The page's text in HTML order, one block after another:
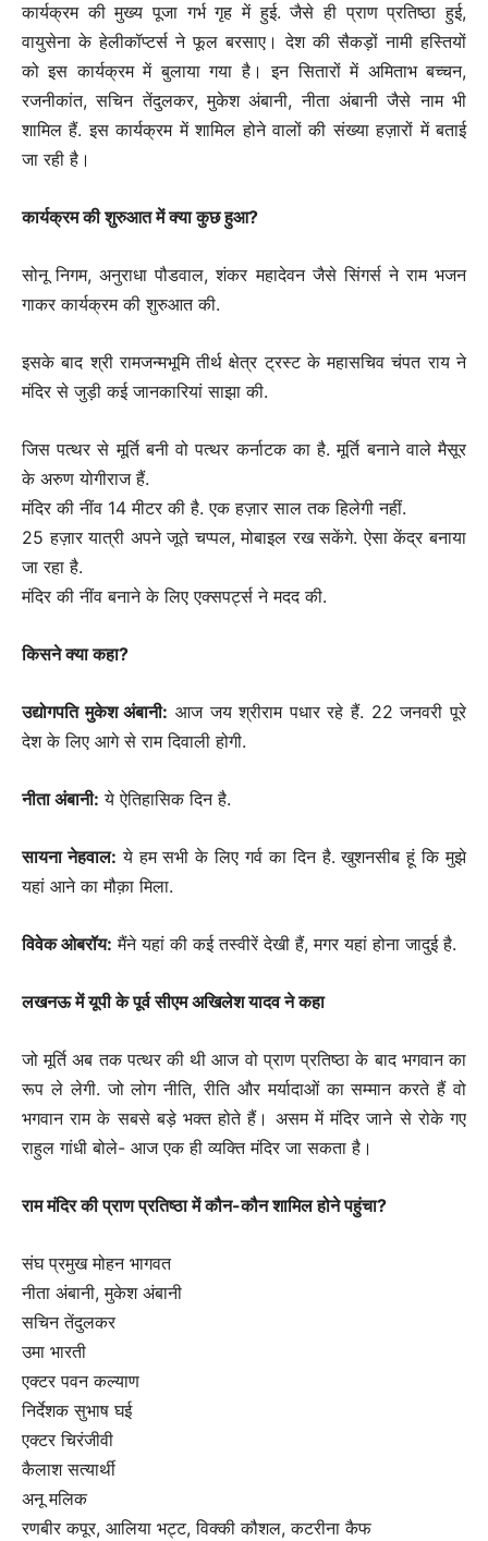
कार्यक्रम की मुख्य पूजा गर्भ गृह में हुई. जैसे ही प्राण प्रतिष्ठा हुई,
वायुसेना के हेलीकॉप्टर्स ने फूल बरसाए। देश की सैकड़ों नामी हस्तियों
को इस कार्यक्रम में बुलाया गया है। इन सितारों में अमिताभ बच्चन,
रजनीकांत, सचिन तेंदुलकर, मुकेश अंबानी, नीता अंबानी जैसे नाम भी
शामिल हैं. इस कार्यक्रम में शामिल होने वालों की संख्या हज़ारों में बताई
जा रही है।
कार्यक्रम की शुरुआत में क्या कुछ हुआ?
सोनू निगम, अनुराधा पौडवाल, शंकर महादेवन जैसे सिंगर्स ने राम भजन
गाकर कार्यक्रम की शुरुआत की.
इसके बाद श्री रामजन्मभूमि तीर्थ क्षेत्र ट्रस्ट के महासचिव चंपत राय ने
मंदिर से जुड़ी कई जानकारियां साझा की.
जिस पत्थर से मूर्ति बनी वो पत्थर कर्नाटक का है. मूर्ति बनाने वाले मैसूर
के अरुण योगीराज हैं.
मंदिर की नींव 14 मीटर की है. एक हज़ार साल तक हिलेगी नहीं.
25 हज़ार यात्री अपने जूते चप्पल, मोबाइल रख सकेंगे. ऐसा केंद्र बनाया
जा रहा है.
मंदिर की नींव बनाने के लिए एक्सपर्ट्स ने मदद की.
किसने क्या कहा?
उद्योगपति मुकेश अंबानी: आज जय श्रीराम पधार रहे हैं. 22 जनवरी पूरे
देश के लिए आगे से राम दिवाली होगी.
नीता अंबानी: ये ऐतिहासिक दिन है.
सायना नेहवाल: ये हम सभी के लिए गर्व का दिन है. खुशनसीब हूं कि मुझे
यहां आने का मौक़ा मिला.
विवेक ओबरॉय: मैंने यहां की कई तस्वीरें देखी हैं, मगर यहां होना जादुई है.
लखनऊ में यूपी के पूर्व सीएम अखिलेश यादव ने कहा
जो मूर्ति अब तक पत्थर की थी आज वो प्राण प्रतिष्ठा के बाद भगवान का
रूप ले लेगी. जो लोग नीति, रीति और मर्यादाओं का सम्मान करते हैं वो
भगवान राम के सबसे बड़े भक्त होते हैं। असम में मंदिर जाने से रोके गए
राहुल गांधी बोले- आज एक ही व्यक्ति मंदिर जा सकता है।
राम मंदिर की प्राण प्रतिष्ठा में कौन-कौन शामिल होने पहुंचा?
संघ प्रमुख मोहन भागवत
नीता अंबानी, मुकेश अंबानी
सचिन तेंदुलकर
उमा भारती
एक्टर पवन कल्याण
निर्देशक सुभाष घई
एक्टर चिरंजीवी
कैलाश सत्यार्थी
अनू मलिक
रणबीर कपूर, आलिया भट्ट, विक्की कौशल, कटरीना कैफ